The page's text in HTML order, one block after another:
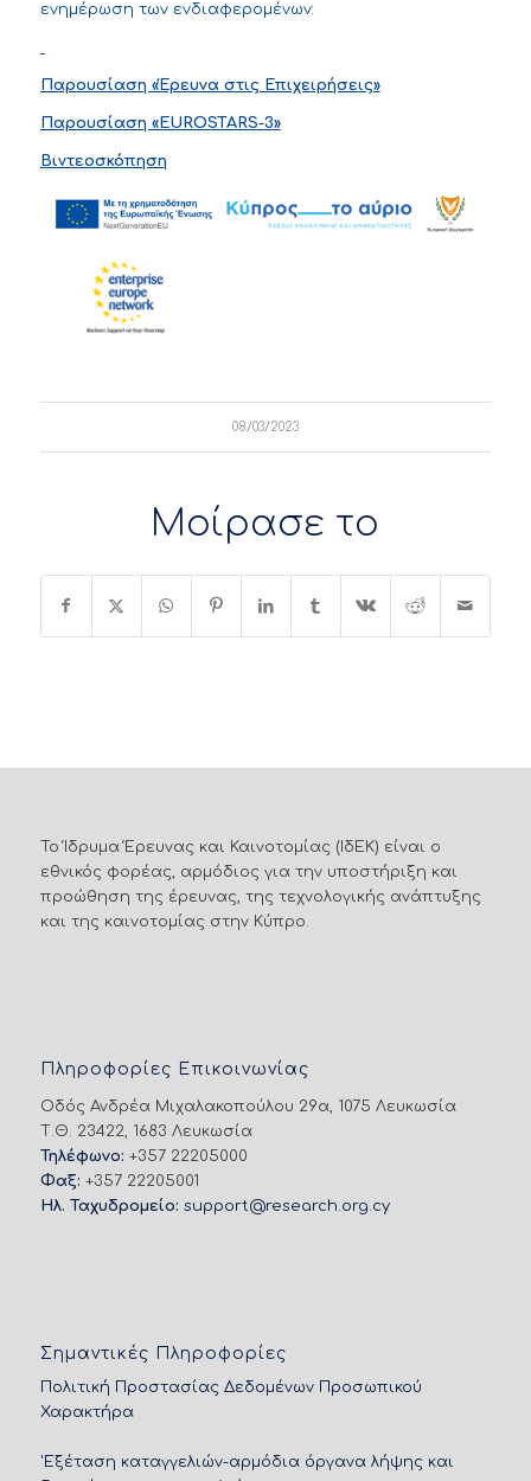
ενημέρωση των ενδιαφερομένων:
Παρουσίαση «Έρευνα στις Επιχειρήσεις»
Παρουσίαση «EUROSTARS-3»
Βιντεοσκόπηση
08/03/2023
Μοίρασε το
Το Ίδρυμα Έρευνας και Καινοτομίας (ΙδΕΚ) είναι ο
εθνικός φορέας, αρμόδιος για την υποστήριξη και
προώθηση της έρευνας, της τεχνολογικής ανάπτυξης
και της καινοτομίας στην Κύπρο.
Πληροφορίες Επικοινωνίας
Οδός Ανδρέα Μιχαλακοπούλου 29α, 1075 Λευκωσία
Τ.Θ. 23422, 1683 Λευκωσία
Τηλέφωνο: +357 22205000
Φαξ: +357 22205001
Ηλ. Ταχυδρομείο: support@research.org.cy
Σημαντικές Πληροφορίες
Πολιτική Προστασίας Δεδομένων Προσωπικού
Χαρακτήρα
'Εξέταση καταγγελιών-αρμόδια όργανα λήψης και